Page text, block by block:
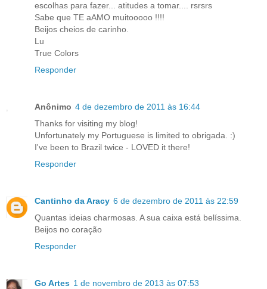
escolhas para fazer... atitudes a tomar.... rsrsrs
Sabe que TE aAMO muitooooo !!!!
Beijos cheios de carinho.
Lu
True Colors
Responder
Anônimo 4 de dezembro de 2011 às 16:44
Thanks for visiting my blog!
Unfortunately my Portuguese is limited to obrigada. :)
I've been to Brazil twice - LOVED it there!
Responder
Cantinho da Aracy 6 de dezembro de 2011 às 22:59
Quantas ideias charmosas. A sua caixa está belíssima.
Beijos no coração
Responder
Go Artes 1 de novembro de 2013 às 07:53